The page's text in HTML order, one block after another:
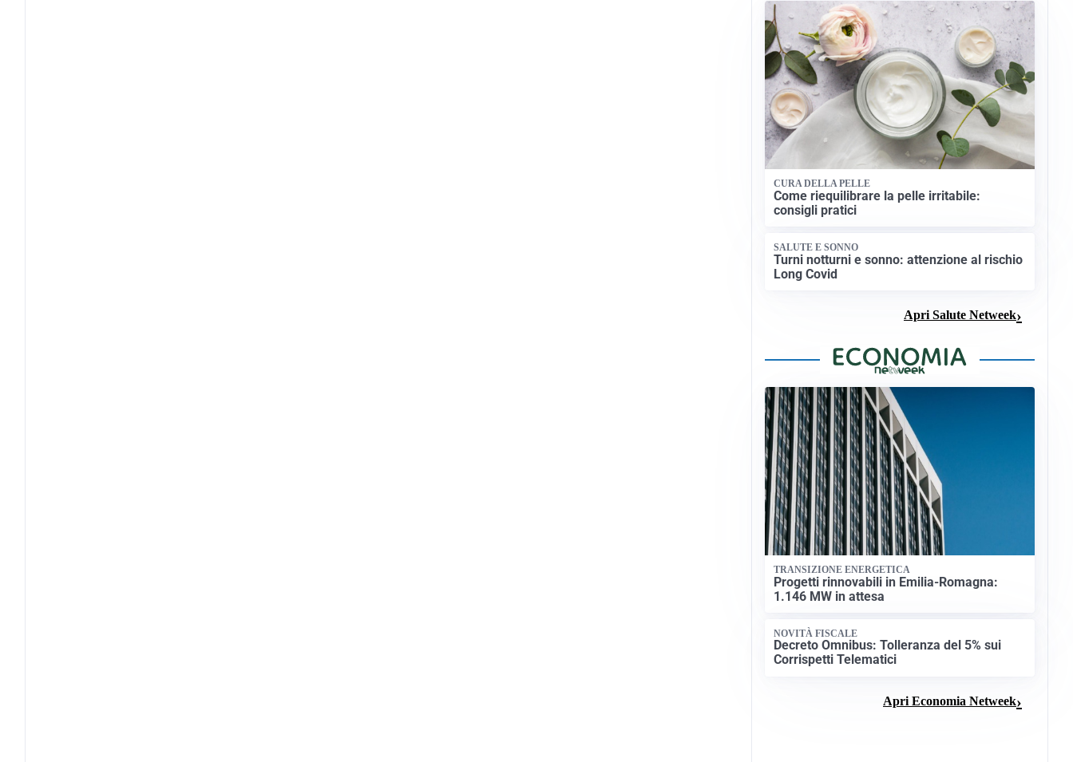
CURA DELLA PELLE
Come riequilibrare la pelle irritabile:
consigli pratici
SALUTE E SONNO
Turni notturni e sonno: attenzione al rischio
Long Covid
Apri Salute Netweek
TRANSIZIONE ENERGETICA
Progetti rinnovabili in Emilia-Romagna:
1.146 MW in attesa
NOVITÀ FISCALE
Decreto Omnibus: Tolleranza del 5% sui
Corrispetti Telematici
Apri Economia Netweek